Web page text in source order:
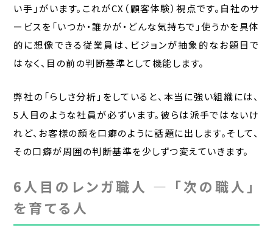
い手」がいます。これがCX（顧客体験）視点です。自社のサ
ービスを「いつか・誰かが・どんな気持ちで」使うかを具体
的に想像できる従業員は、ビジョンが抽象的なお題目で
はなく、目の前の判断基準として機能します。
弊社の「らしさ分析」をしていると、本当に強い組織には、
5人目のような社員が必ずいます。彼らは派手ではないけ
れど、お客様の顔を口癖のように話題に出します。そして、
その口癖が周囲の判断基準を少しずつ変えていきます。
6人目のレンガ職人 — 「次の職人」
を育てる人